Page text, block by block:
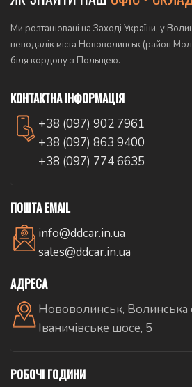
Ми розташовані на Заході України, у
неподалік міста Нововолинськ (район
біля кордону з Польщею.
КОНТАКТНА ІНФОРМАЦІЯ
+38 (097) 902 7961
+38 (097) 863 9400
+38 (097) 774 6635
ПОШТА EMAIL
info@ddcar.in.ua
sales@ddcar.in.ua
АДРЕСА
Нововолинськ, Волинська
Іваничівське шосе, 5
РОБОЧІ ГОДИНИ